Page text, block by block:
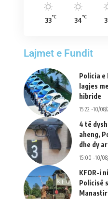
33°C 34°C
Lajmet e Fundit
Policia e
lagjes
hibride
15:22 -10/
4 të
aheng,
dhe dy
15:00 -10/
KFOR-i
Policisë